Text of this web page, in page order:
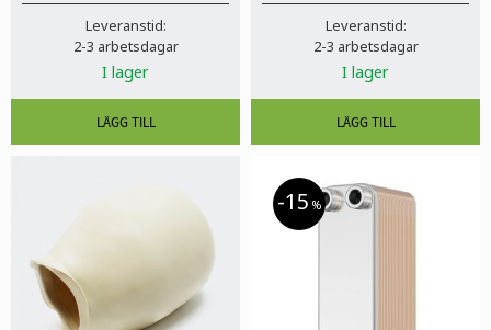
Leveranstid:
2-3 arbetsdagar
I lager
Leveranstid:
2-3 arbetsdagar
I lager
15 %